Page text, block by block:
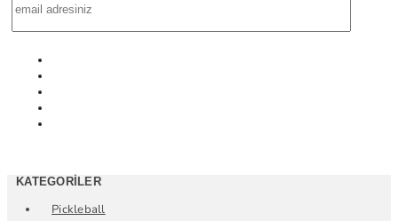
KATEGORILER
Pickleball